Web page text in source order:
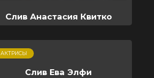
Слив Анастасия Квитко
АКТРИСЫ
Слив Ева Элфи